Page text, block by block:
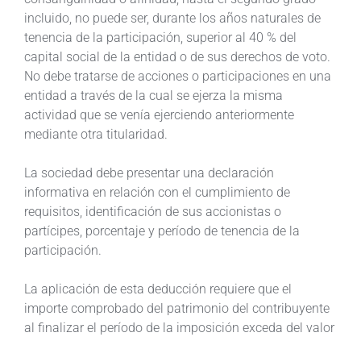
incluido, no puede ser, durante los años naturales de
tenencia de la participación, superior al 40 % del
capital social de la entidad o de sus derechos de voto.
No debe tratarse de acciones o participaciones en una
entidad a través de la cual se ejerza la misma
actividad que se venía ejerciendo anteriormente
mediante otra titularidad.
La sociedad debe presentar una declaración
informativa en relación con el cumplimiento de
requisitos, identificación de sus accionistas o
partícipes, porcentaje y período de tenencia de la
participación.
La aplicación de esta deducción requiere que el
importe comprobado del patrimonio del contribuyente
al finalizar el período de la imposición exceda del valor